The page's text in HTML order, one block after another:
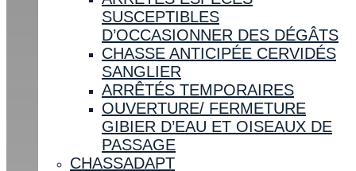
SUSCEPTIBLES
D’OCCASIONNER DES DÉGÂTS
CHASSE ANTICIPÉE CERVIDÉS
SANGLIER
ARRÊTÉS TEMPORAIRES
OUVERTURE/ FERMETURE
GIBIER D’EAU ET OISEAUX DE
PASSAGE
CHASSADAPT